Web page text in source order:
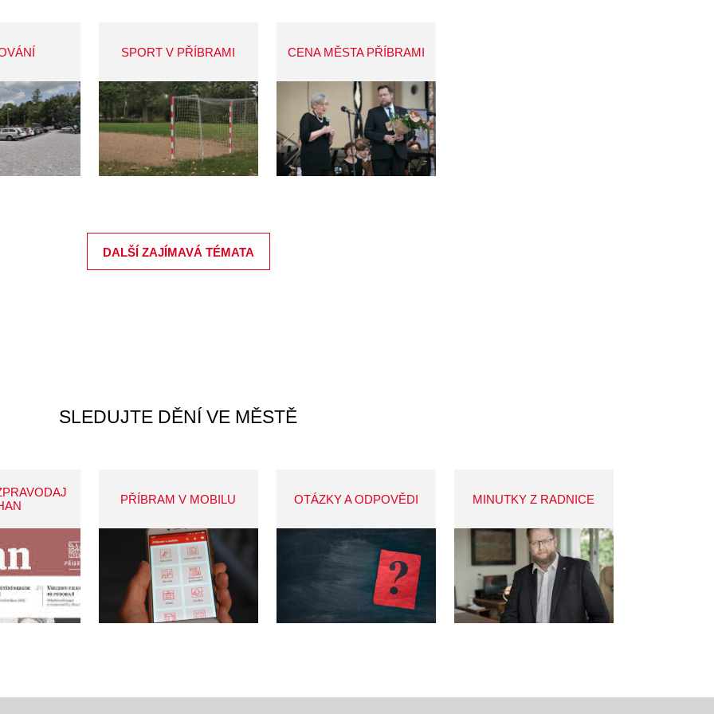
SPORT V PŘÍBRAMI CENA MĚSTA PŘÍBRAMI
DALŠÍ ZAJÍMAVÁ TÉMATA
SLEDUJTE DĚNÍ VE MĚSTĚ
PŘÍBRAM V MOBILU OTÁZKY A ODPOVĚDI MINUTKY Z RADNICE